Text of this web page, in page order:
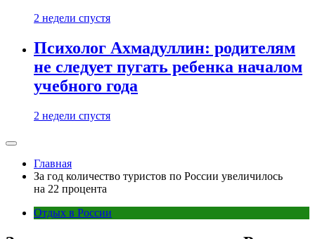
2 недели спустя
Психолог Ахмадуллин: родителям
не следует пугать ребенка началом
учебного года
2 недели спустя
Главная
За год количество туристов по России увеличилось
на 22 процента
Отдых в России